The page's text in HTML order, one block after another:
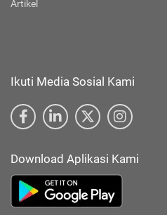
Artikel
Ikuti Media Sosial Kami
Download Aplikasi Kami